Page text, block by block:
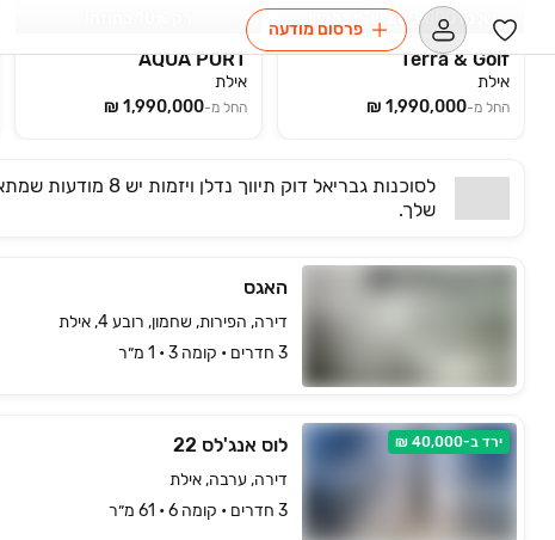
פרסום מודעה
שלמו 280,000 ש"ח בלבד!
Terra & Golf
אילת
החל מ-
AQUA PORT
אילת
החל מ-
לסוכנות גבריאל דוק תיווך נדלן ויזמות יש 8 מודעות שמתאימות
שלך.
האגס
דירה, הפירות, שחמון, רובע 4, אילת
3 חדרים • קומה ‎3‏ • 1 מ״ר
ירד ב-40,000 ₪ לוס אנג'לס 22
דירה, ערבה, אילת
3 חדרים • קומה ‎6‏ • 61 מ״ר